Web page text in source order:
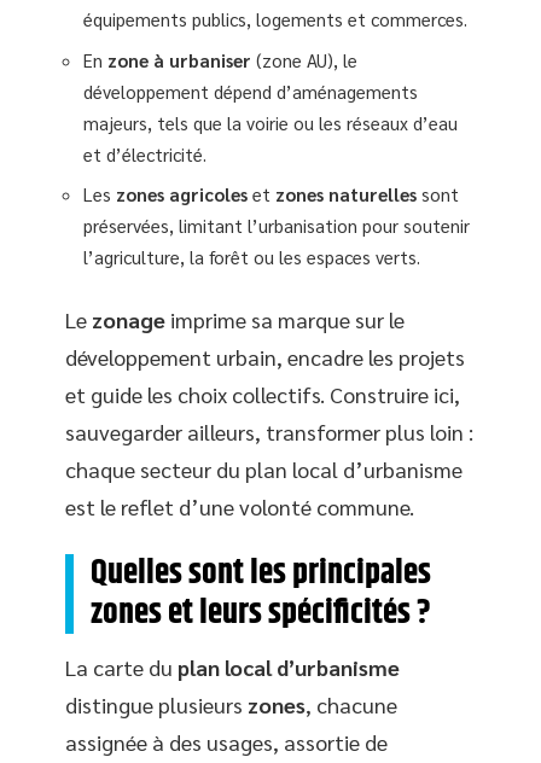
équipements publics, logements et commerces.
En zone à urbaniser (zone AU), le
développement dépend d’aménagements
majeurs, tels que la voirie ou les réseaux d’eau
et d’électricité.
Les zones agricoles et zones naturelles sont
préservées, limitant l’urbanisation pour soutenir
l’agriculture, la forêt ou les espaces verts.
Le zonage imprime sa marque sur le
développement urbain, encadre les projets
et guide les choix collectifs. Construire ici,
sauvegarder ailleurs, transformer plus loin :
chaque secteur du plan local d’urbanisme
est le reflet d’une volonté commune.
Quelles sont les principales
zones et leurs spécificités ?
La carte du plan local d’urbanisme
distingue plusieurs zones, chacune
assignée à des usages, assortie de